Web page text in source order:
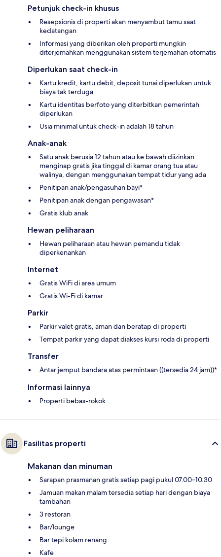
Petunjuk check-in khusus
Resepsionis di properti akan menyambut tamu saat
kedatangan
Informasi yang diberikan oleh properti mungkin
diterjemahkan menggunakan sistem terjemahan otomatis
Diperlukan saat check-in
Kartu kredit, kartu debit, deposit tunai diperlukan untuk
biaya tak terduga
Kartu identitas berfoto yang diterbitkan pemerintah
diperlukan
Usia minimal untuk check-in adalah 18 tahun
Anak-anak
Satu anak berusia 12 tahun atau ke bawah diizinkan
menginap gratis jika tinggal di kamar orang tua atau
walinya, dengan menggunakan tempat tidur yang ada
Penitipan anak/pengasuhan bayi*
Penitipan anak dengan pengawasan*
Gratis klub anak
Hewan peliharaan
Hewan peliharaan atau hewan pemandu tidak
diperkenankan
Internet
Gratis WiFi di area umum
Gratis Wi-Fi di kamar
Parkir
Parkir valet gratis, aman dan beratap di properti
Tempat parkir yang dapat diakses kursi roda di properti
Transfer
Antar jemput bandara atas permintaan ((tersedia 24 jam))*
Informasi lainnya
Properti bebas-rokok
Fasilitas properti
Makanan dan minuman
Sarapan prasmanan gratis setiap pagi pukul 07.00–10.30
Jamuan makan malam tersedia setiap hari dengan biaya
tambahan
3 restoran
Bar/lounge
Bar tepi kolam renang
Kafe